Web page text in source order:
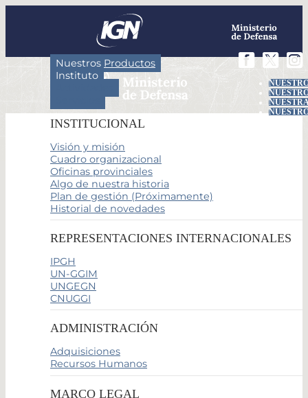
Nuestros Productos
Instituto
INSTITUCIONAL
Visión y misión
Cuadro organizacional
Oficinas provinciales
Algo de nuestra historia
Plan de gestión (Próximamente)
Historial de novedades
REPRESENTACIONES INTERNACIONALES
IPGH
UN-GGIM
UNGEGN
CNUGGI
ADMINISTRACIÓN
Adquisiciones
Recursos Humanos
MARCO LEGAL